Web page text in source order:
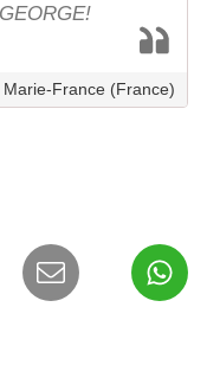
Marie-France (France)